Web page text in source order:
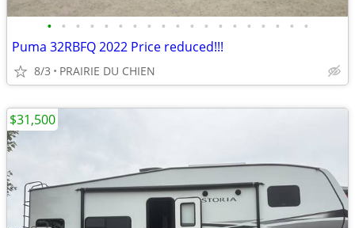
• • • • • • • • • • • • • • • • • • •
Puma 32RBFQ 2022 Price reduced!!!
8/3 PRAIRIE DU CHIEN
$31,500